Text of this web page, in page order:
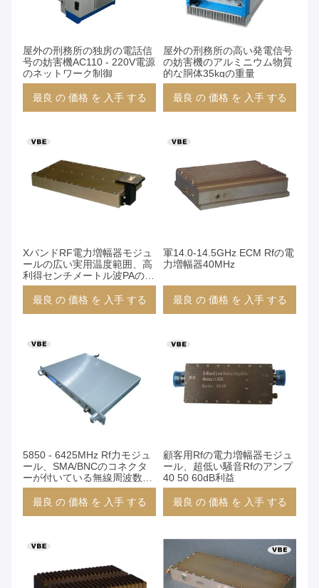
屋外の刑務所の独房の電話信
号の妨害機AC110 - 220V電源
のネットワーク制御
最良 の 価格 を 入手 する
屋外の刑務所の高い発電信号
の妨害機のアルミニウム物質
的な胴体35kgの重量
最良 の 価格 を 入手 する
XバンドRF電力増幅器モジュ
ールの広い実用温度範囲、高
利得センチメートル波PAの高
い発電
最良 の 価格 を 入手 する
軍14.0-14.5GHz ECM Rfの電
力増幅器40MHz
最良 の 価格 を 入手 する
5850 - 6425MHz Rf力モジュ
ール、SMA/BNCのコネクタ
ーが付いている無線周波数ア
ンプ
最良 の 価格 を 入手 する
顧客用Rfの電力増幅器モジュ
ール、超低い騒音Rfのアンプ
40 50 60dB利益
最良 の 価格 を 入手 する